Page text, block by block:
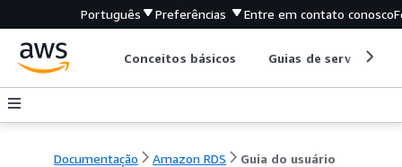
Português Preferências Entre em contato conosco
Conceitos básicos Guias de serviço
Documentação Amazon RDS Guia do usuário